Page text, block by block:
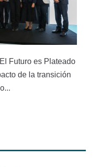
Futuro es Plateado
de la transición